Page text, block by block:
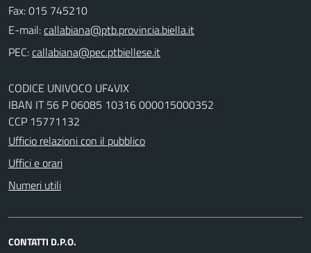
Fax: 015 745210
E-mail:
PEC:
CODICE UNIVOCO UF4VIX
IBAN IT 56 P 06085 10316 000015000352
CCP 15771132
Ufficio relazioni con il pubblico
Uffici e orari
Numeri utili
CONTATTI D.P.O.